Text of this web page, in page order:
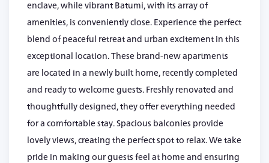
enclave, while vibrant Batumi, with its array of
amenities, is conveniently close. Experience the perfect
blend of peaceful retreat and urban excitement in this
exceptional location. These brand-new apartments
are located in a newly built home, recently completed
and ready to welcome guests. Freshly renovated and
thoughtfully designed, they offer everything needed
for a comfortable stay. Spacious balconies provide
lovely views, creating the perfect spot to relax. We take
pride in making our guests feel at home and ensuring